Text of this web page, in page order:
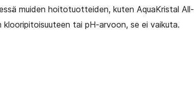
muiden hoitotuotteiden, kuten AquaKristal All-
tai pH-arvoon, se ei vaikuta.